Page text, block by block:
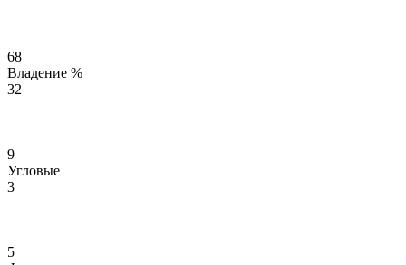
68
Владение %
32
9
Угловые
3
5